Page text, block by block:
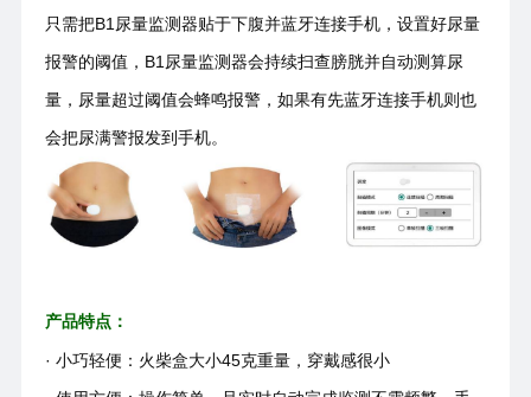
只需把B1尿量监测器贴于下腹并蓝牙连接手机，设置好尿量
报警的阈值，B1尿量监测器会持续扫查膀胱并自动测算尿
量，尿量超过阈值会蜂鸣报警，如果有先蓝牙连接手机则也
会把尿满警报发到手机。
产品特点：
· 小巧轻便：火柴盒大小45克重量，穿戴感很小